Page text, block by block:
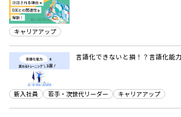
キャリアアップ
言語化できないと損！？言語化能
新入社員 若手・次世代リーダー キャリアアップ